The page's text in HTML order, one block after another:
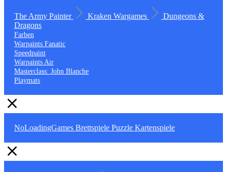
The Army Painter Kraken Wargames
Dungeons &
Dragons
Farben
Warpaints Fanatic
Speedpaint
Warpaints Air
Masterclass: John Blanche
Playmats
NoLoadingGames Brettspiele Puzzle Kartenspiele